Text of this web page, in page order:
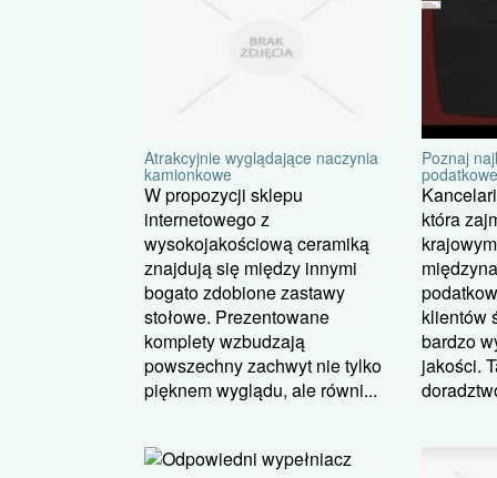
Atrakcyjnie wyglądające naczynia
kamionkowe
W propozycji sklepu
internetowego z
wysokojakościową ceramiką
znajdują się między innymi
bogato zdobione zastawy
stołowe. Prezentowane
komplety wzbudzają
powszechny zachwyt nie tylko
pięknem wyglądu, ale równi...
Poznaj
która
klientów
bardzo
jakości.